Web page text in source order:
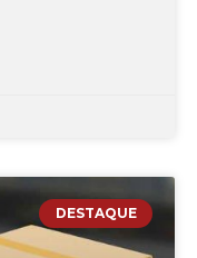
DESTAQUE